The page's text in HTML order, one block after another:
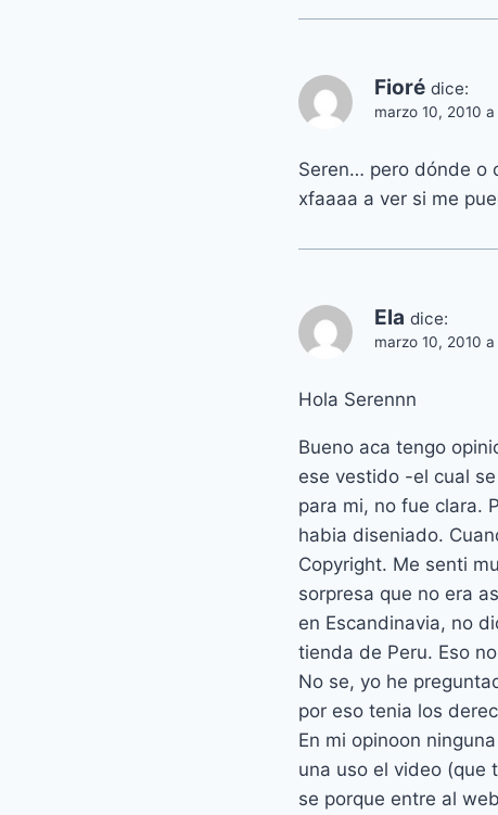
Fioré dice:
marzo 10, 2010 a
Seren… pero dónde o
xfaaaa a ver si me
Ela dice:
marzo 10, 2010
Hola Serennn
Bueno aca tengo
ese vestido -el cual
para mi, no fue clara.
habia diseniado.
Copyright. Me senti
sorpresa que no era
en Escandinavia, no
tienda de Peru. Eso
No se, yo he
por eso tenia los
En mi opinoon
una uso el video (que
se porque entre al